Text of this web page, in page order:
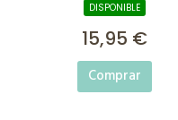
DISPONIBLE
15,95 €
Comprar